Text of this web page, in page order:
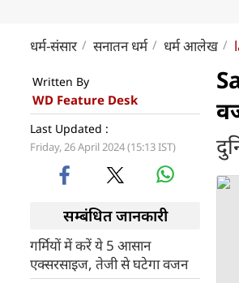
धर्म-संसार सनातन धर्म धर्म आलेख
Written By
WD Feature Desk
Last Updated :
Friday, 26 April 2024 (15:13 IST)
सम्बंधित जानकारी
गर्मियों में करें ये 5 आसान
एक्सरसाइज, तेजी से घटेगा वजन